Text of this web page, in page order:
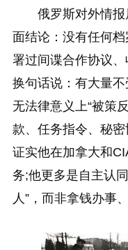
俄罗斯对外情
面结论：没有任何
署过间谍合作协议、
换句话说：有大量
无法律意义上“被策
款、任务指令、秘
证实他在加拿大和
务;他更多是自主认
人”，而非拿钱办事